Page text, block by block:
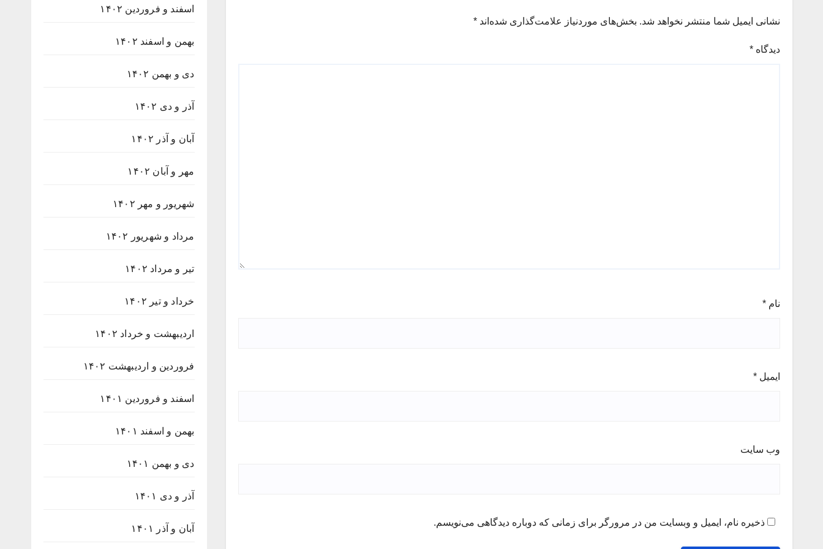
نشانی ایمیل شما منتشر نخواهد شد. بخش‌های موردنیاز علامت‌گذاری شده‌اند *
دیدگاه *
نام *
ایمیل *
وب‌ سایت
ذخیره نام، ایمیل و وبسایت من در مرورگر برای زمانی که دوباره دیدگاهی می‌نویسم.
اسفند و فروردین ۱۴۰۲
بهمن و اسفند ۱۴۰۲
دی و بهمن ۱۴۰۲
آذر و دی ۱۴۰۲
آبان و آذر ۱۴۰۲
مهر و آبان ۱۴۰۲
شهریور و مهر ۱۴۰۲
مرداد و شهریور ۱۴۰۲
تیر و مرداد ۱۴۰۲
خرداد و تیر ۱۴۰۲
اردیبهشت و خرداد ۱۴۰۲
فروردین و اردیبهشت ۱۴۰۲
اسفند و فروردین ۱۴۰۱
بهمن و اسفند ۱۴۰۱
دی و بهمن ۱۴۰۱
آذر و دی ۱۴۰۱
آبان و آذر ۱۴۰۱